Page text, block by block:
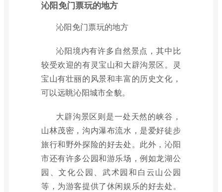
沁阳免门票玩的地方
沁阳免门票玩的地方
沁阳境内有许多自然景点，其中比
较受欢迎的有灵宝山和大辟沟景区。灵
宝山有壮丽的风景和丰富的历史文化，
可以远眺沁阳城市全貌。
大辟沟景区则是一处天然的峡谷，
山林茂密，沟内瀑布流水，是爱好徒步
旅行和野外探险的好去处。此外，沁阳
市还有许多公园和游乐场，例如龙湖公
园、文化公园、武术园和白云山公园
等，为游客提供了休闲娱乐的好去处。